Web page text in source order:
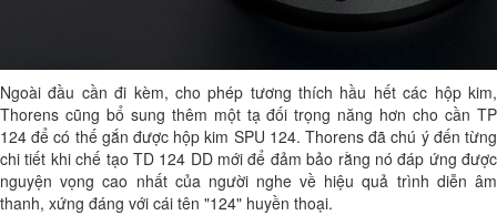
Ngoài đầu cần đi kèm, cho phép tương thích hầu hết các hộp kim,
Thorens cũng bổ sung thêm một tạ đối trọng năng hơn cho cần TP
124 để có thế gắn được hộp kim SPU 124. Thorens đã chú ý đến từng
chi tiết khi chế tạo TD 124 DD mới để đảm bảo rằng nó đáp ứng được
nguyện vọng cao nhất của người nghe về hiệu quả trình diễn âm
thanh, xứng đáng với cái tên "124" huyền thoại.